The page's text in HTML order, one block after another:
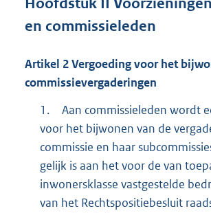
en commissieleden
Artikel 2Vergoeding voor het
commissievergaderingen
1.
Aan commissieleden wordt
voor het bijwonen van de
commissie en haar
gelijk is aan het voor de van
inwonersklasse vastgestelde
van het Rechtspositiebesluit